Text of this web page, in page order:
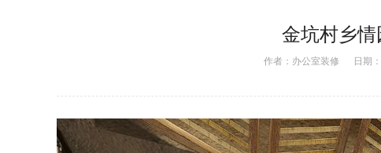
金坑村乡
作者： 办公室装修 日期